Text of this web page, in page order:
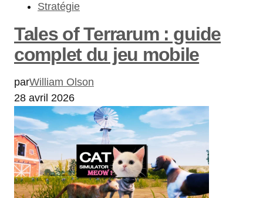
Stratégie
Tales of Terrarum : guide
complet du jeu mobile
parWilliam Olson
28 avril 2026